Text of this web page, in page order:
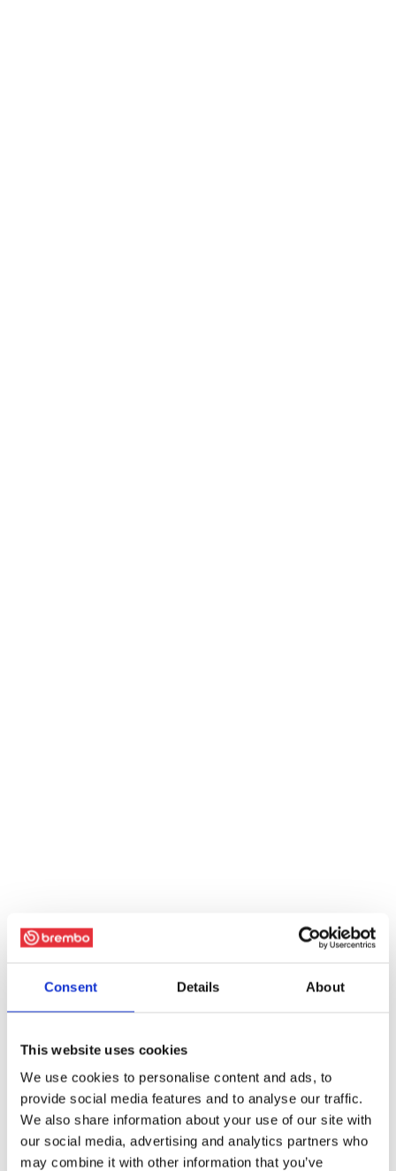
Consent Details About
This website uses cookies
We use cookies to personalise content and ads, to
provide social media features and to analyse our traffic.
We also share information about your use of our site with
our social media, advertising and analytics partners who
may combine it with other information that you’ve